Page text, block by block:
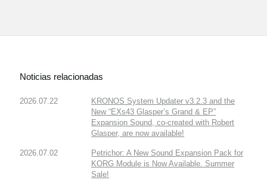
Noticias relacionadas
2026.07.22
KRONOS System Updater v3.2.3 and the
New “EXs43 Glasper’s Grand & EP”
Expansion Sound, co-created with Robert
Glasper, are now available!
2026.07.02
Petrichor: A New Sound Expansion Pack for
KORG Module is Now Available. Summer
Sale!